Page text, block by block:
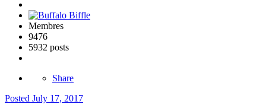
Membres
9476
5932 posts
Share
Posted July 17, 2017